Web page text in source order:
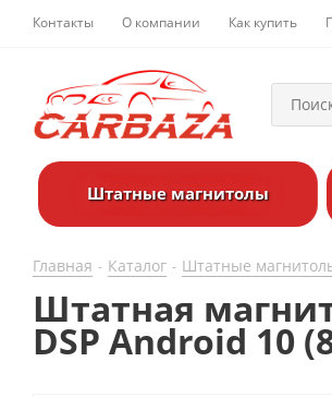
Контакты О компании Как купить
Штатные магнитолы
Главная - Каталог - Штатные
Штатная
DSP Android 10